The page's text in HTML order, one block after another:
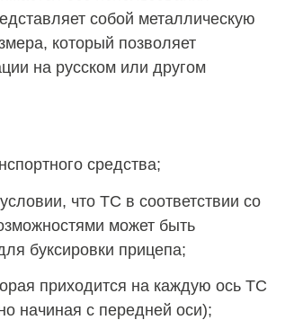
собой металлическую
который позволяет
на русском или другом
средства;
что ТС в соответствии со
может быть
буксировки прицепа;
приходится на каждую ось ТС
начиная с передней оси);